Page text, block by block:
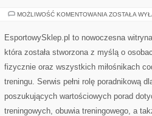
MOŻLIWOŚĆ KOMENTOWANIA ODZIEŻ
ZOSTAŁA
EsportowySklep.pl to nowoczesna
która została stworzona z myślą o
fizycznie oraz wszystkich miłośnikach
treningu. Serwis pełni rolę poradnikową
poszukujących wartościowych porad
treningowych, obuwia treningowego, a